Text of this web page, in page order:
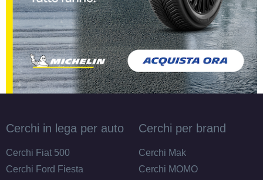
Cerchi in lega per auto
Cerchi Fiat 500
Cerchi Ford Fiesta
Cerchi per brand
Cerchi Mak
Cerchi MOMO